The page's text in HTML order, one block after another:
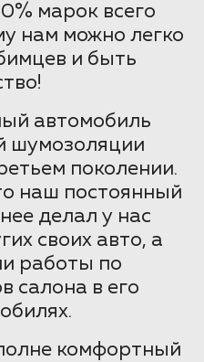
марок всего
нам можно легко
и быть
автомобиль
шумозоляции
поколении.
наш постоянный
делал у нас
своих авто, а
работы по
салона в его
комфортный